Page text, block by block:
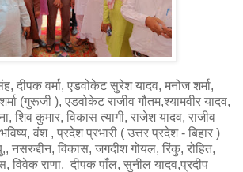
दीपक वर्मा, एडवोकेट सुरेश यादव, मनोज शर्मा,
(गुरूजी ), एडवोकेट राजीव गौतम,श्यामवीर यादव,
शिव कुमार, विकास त्यागी, राजेश यादव, राजीव
वंश , प्रदेश प्रभारी ( उत्तर प्रदेश - बिहार )
नसरुद्दीन, विकास, जगदीश गोयल, रिंकु, रोहित,
विवेक राणा, दीपक पाँल, सुनील यादव,प्रदीप